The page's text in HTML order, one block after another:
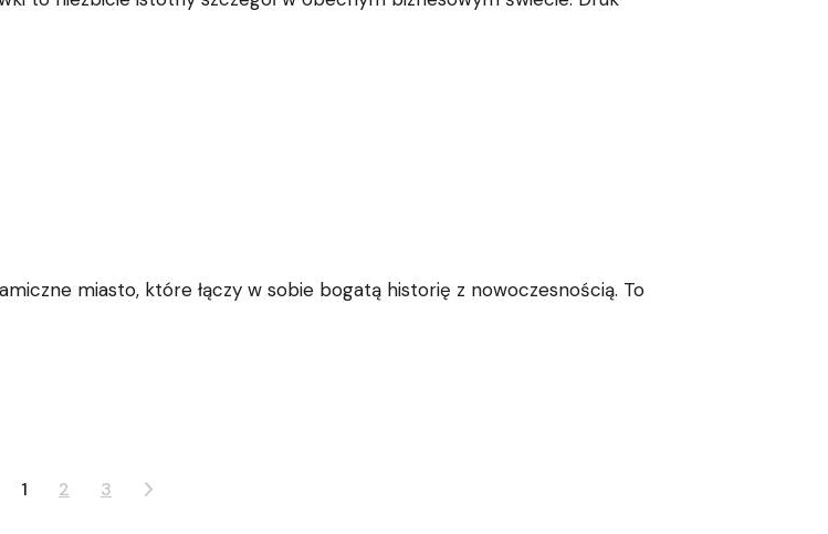
miasto, które łączy w sobie bogatą historię z nowoczesnością. To
1 2 3